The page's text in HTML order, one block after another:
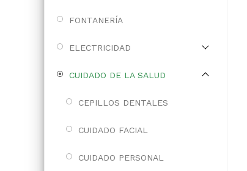
FONTANERÍA
ELECTRICIDAD
CUIDADO DE LA SALUD
CEPILLOS DENTALES
CUIDADO FACIAL
CUIDADO PERSONAL